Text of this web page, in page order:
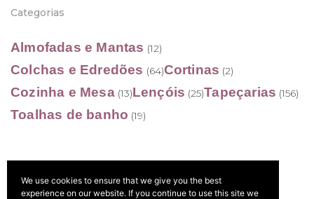
Categorias
Almofadas e Mantas (12)
Colchas e Edredões (64)Cortinas (2)
Cozinha e Mesa (13)Lençóis (25)Tapeçarias (156)
Toalhas de banho (19)
Filtrar por preço
We use cookies to ensure that we give you the best
experience on our website. If you continue to use this site we